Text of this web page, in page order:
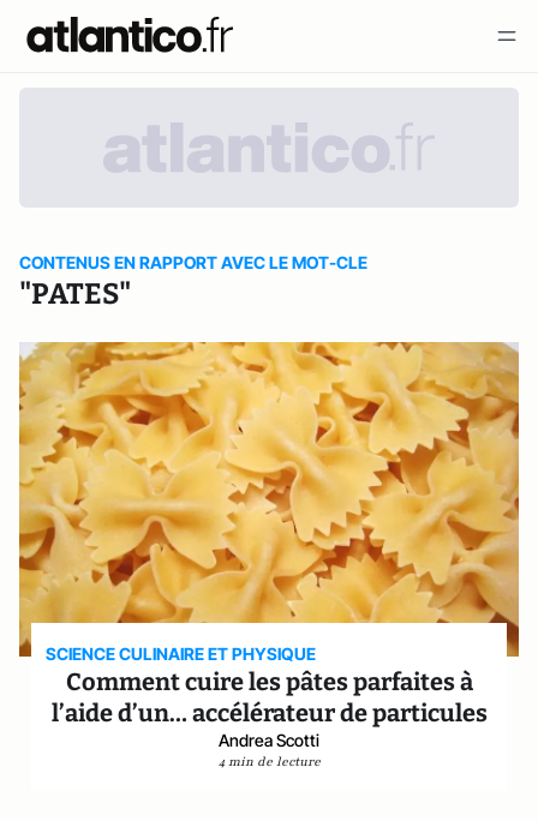
CONTENUS EN RAPPORT AVEC LE MOT-CLE
"PATES"
SCIENCE CULINAIRE ET PHYSIQUE
Comment cuire les pâtes parfaites à
l’aide d’un… accélérateur de particules
Andrea Scotti
4 min de lecture